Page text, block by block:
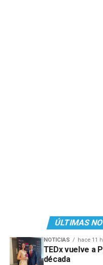
ÚLTIMAS
NOTICIAS hace 11
TEDx vuelve a
década